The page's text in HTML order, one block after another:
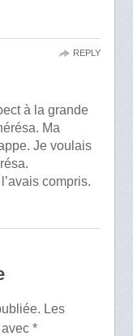
à la grande
Ma
Je voulais
compris.
REPLY
Les
*